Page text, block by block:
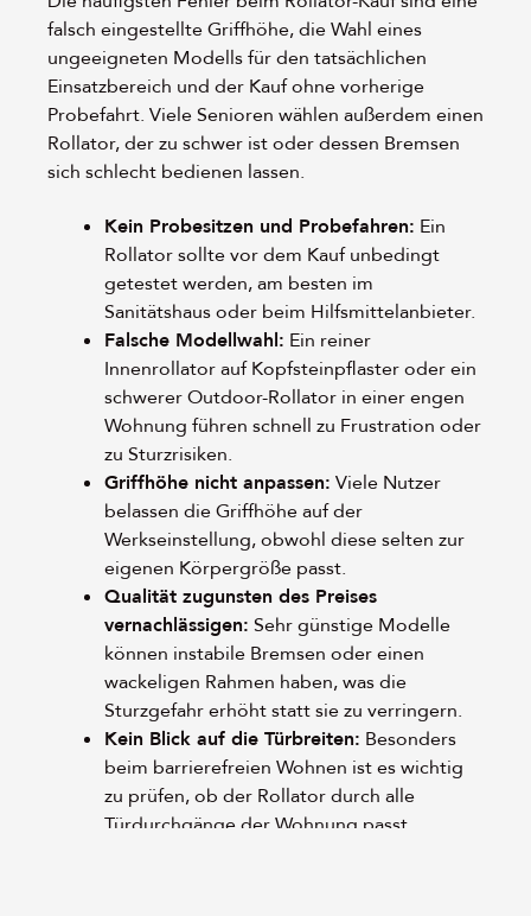
falsch eingestellte Griffhöhe, die Wahl eines
ungeeigneten Modells für den tatsächlichen
Einsatzbereich und der Kauf ohne vorherige
Probefahrt. Viele Senioren wählen außerdem einen
Rollator, der zu schwer ist oder dessen Bremsen
sich schlecht bedienen lassen.
Kein Probesitzen und Probefahren: Ein
Rollator sollte vor dem Kauf unbedingt
getestet werden, am besten im
Sanitätshaus oder beim Hilfsmittelanbieter.
Falsche Modellwahl: Ein reiner
Innenrollator auf Kopfsteinpflaster oder ein
schwerer Outdoor-Rollator in einer engen
Wohnung führen schnell zu Frustration oder
zu Sturzrisiken.
Griffhöhe nicht anpassen: Viele Nutzer
belassen die Griffhöhe auf der
Werkseinstellung, obwohl diese selten zur
eigenen Körpergröße passt.
Qualität zugunsten des Preises
vernachlässigen: Sehr günstige Modelle
können instabile Bremsen oder einen
wackeligen Rahmen haben, was die
Sturzgefahr erhöht statt sie zu verringern.
Kein Blick auf die Türbreiten: Besonders
beim barrierefreien Wohnen ist es wichtig
zu prüfen, ob der Rollator durch alle
Türdurchgänge der Wohnung passt.